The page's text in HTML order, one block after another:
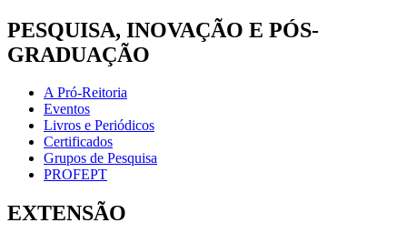
PESQUISA, INOVAÇÃO E PÓS-
GRADUAÇÃO
A Pró-Reitoria
Eventos
Livros e Periódicos
Certificados
Grupos de Pesquisa
PROFEPT
EXTENSÃO